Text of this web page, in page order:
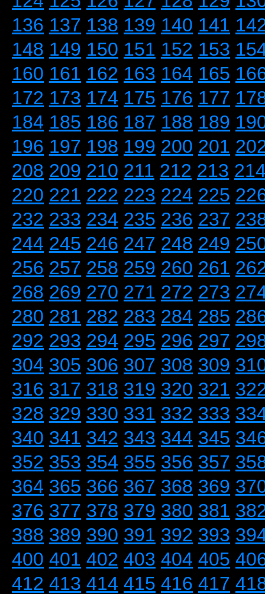
136 137 138 139 140 141
148 149 150 151 152 153
160 161 162 163 164 165
172 173 174 175 176 177
184 185 186 187 188 189
196 197 198 199 200 201
208 209 210 211 212 213
220 221 222 223 224 225
232 233 234 235 236 237
244 245 246 247 248 249
256 257 258 259 260 261
268 269 270 271 272 273
280 281 282 283 284 285
292 293 294 295 296 297
304 305 306 307 308 309
316 317 318 319 320 321
328 329 330 331 332 333
340 341 342 343 344 345
352 353 354 355 356 357
364 365 366 367 368 369
376 377 378 379 380 381
388 389 390 391 392 393
400 401 402 403 404 405
412 413 414 415 416 417